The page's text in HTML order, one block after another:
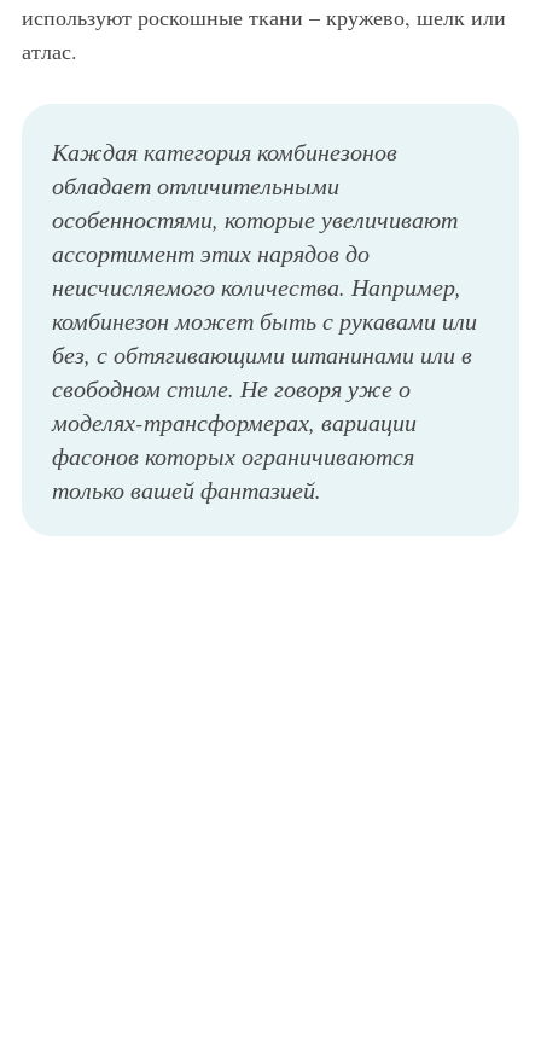
используют роскошные ткани – кружево, шелк или
атлас.
Каждая категория комбинезонов
обладает отличительными
особенностями, которые увеличивают
ассортимент этих нарядов до
неисчисляемого количества. Например,
комбинезон может быть с рукавами или
без, с обтягивающими штанинами или в
свободном стиле. Не говоря уже о
моделях-трансформерах, вариации
фасонов которых ограничиваются
только вашей фантазией.